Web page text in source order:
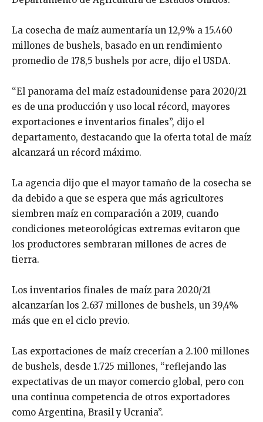
La cosecha de maíz aumentaría un 12,9% a 15.460
millones de bushels, basado en un rendimiento
promedio de 178,5 bushels por acre, dijo el USDA.
“El panorama del maíz estadounidense para 2020/21
es de una producción y uso local récord, mayores
exportaciones e inventarios finales”, dijo el
departamento, destacando que la oferta total de maíz
alcanzará un récord máximo.
La agencia dijo que el mayor tamaño de la cosecha se
da debido a que se espera que más agricultores
siembren maíz en comparación a 2019, cuando
condiciones meteorológicas extremas evitaron que
los productores sembraran millones de acres de
tierra.
Los inventarios finales de maíz para 2020/21
alcanzarían los 2.637 millones de bushels, un 39,4%
más que en el ciclo previo.
Las exportaciones de maíz crecerían a 2.100 millones
de bushels, desde 1.725 millones, “reflejando las
expectativas de un mayor comercio global, pero con
una continua competencia de otros exportadores
como Argentina, Brasil y Ucrania”.